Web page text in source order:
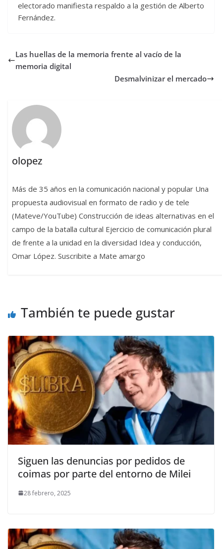
electorado manifiesta respaldo a la gestión de Alberto
Fernández.
Las huellas de la memoria frente al vacío de la
memoria digital
Desmalvinizar el mercado
olopez
Más de 35 años en la comunicación nacional y popular Una
propuesta audiovisual en formato de radio y de tele
(Mateve/YouTube) Construcción de ideas alternativas en el
campo de la batalla cultural Ejercicio de comunicación plural
de frente a la unidad en la diversidad Idea y conducción,
Omar López. Suscribite a Mate amargo
También te puede gustar
Siguen las denuncias por pedidos de
coimas por parte del entorno de Milei
28 febrero, 2025